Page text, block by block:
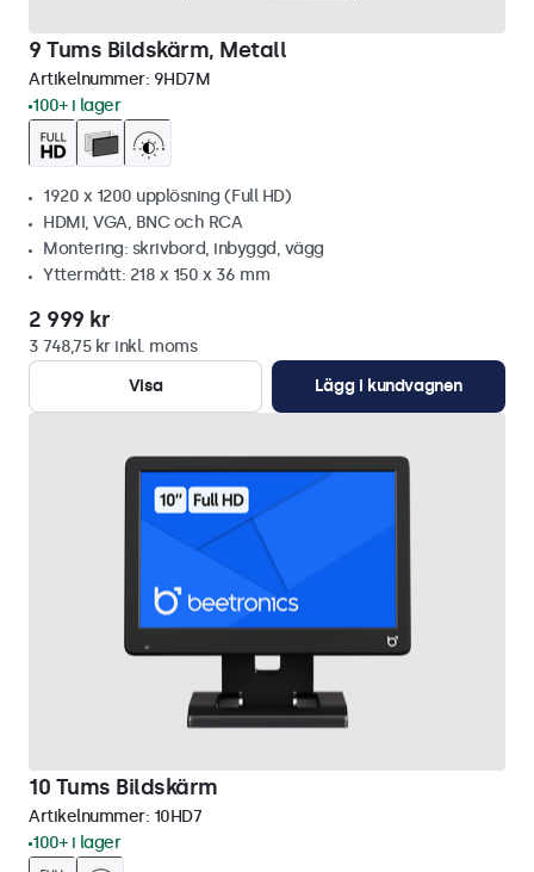
9 Tums Bildskärm, Metall
Artikelnummer: 9HD7M
100+ i lager
1920 x 1200 upplösning (Full HD)
HDMI, VGA, BNC och RCA
Montering: skrivbord, inbyggd, vägg
Yttermått: 218 x 150 x 36 mm
2 999 kr
3 748,75 kr inkl. moms
Visa
Lägg i kundvagnen
10 Tums Bildskärm
Artikelnummer: 10HD7
100+ i lager